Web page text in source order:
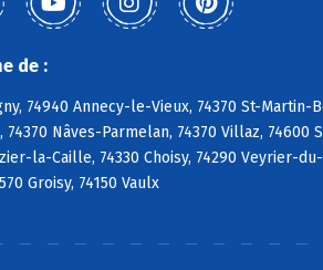
de :
74940 Annecy-le-Vieux, 74370 St-
74370 Nâves-Parmelan, 74370 Villaz,
la-Caille, 74330 Choisy, 74290 Veyrier-du-
Groisy, 74150 Vaulx